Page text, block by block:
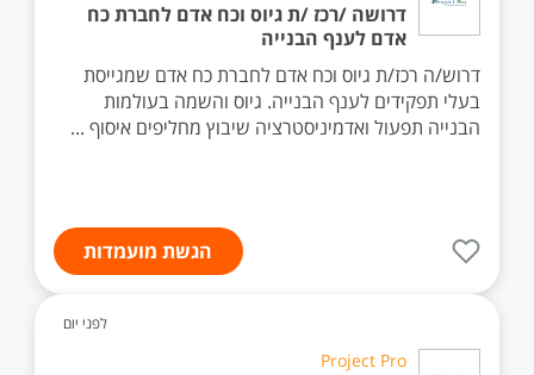
דרושה /רכז /ת גיוס וכח אדם לחברת כח
אדם לענף הבנייה
דרוש/ה רכז/ת גיוס וכח אדם לחברת כח אדם שמגייסת
בעלי תפקידים לענף הבנייה. גיוס והשמה בעולמות
הבנייה תפעול ואדמיניסטרציה שיבוץ מחליפים איסוף ...
הגשת מועמדות
לפני יום
Project Pro